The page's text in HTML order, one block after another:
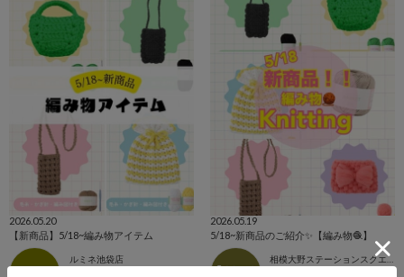
2026.05.20
【新商品】5/18~編み物アイテム
ルミネ池袋店
2026.05.19
5/18~新商品のご紹介✨【編み物🧶】
相模大野ステーションスクエア店